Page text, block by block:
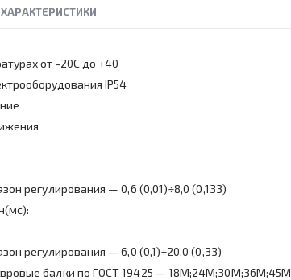
от -20С до +40
IP54
регулирования — 0,6 (0,01)÷8,0 (0,133)
регулирования — 6,0 (0,1)÷20,0 (0,33)
балки по ГОСТ 19425 — 18М;24М;30М;36М;45М